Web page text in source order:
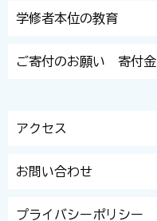
学修者本位の教育
ご寄付のお願い 寄付金
アクセス
お問い合わせ
プライバシーポリシー